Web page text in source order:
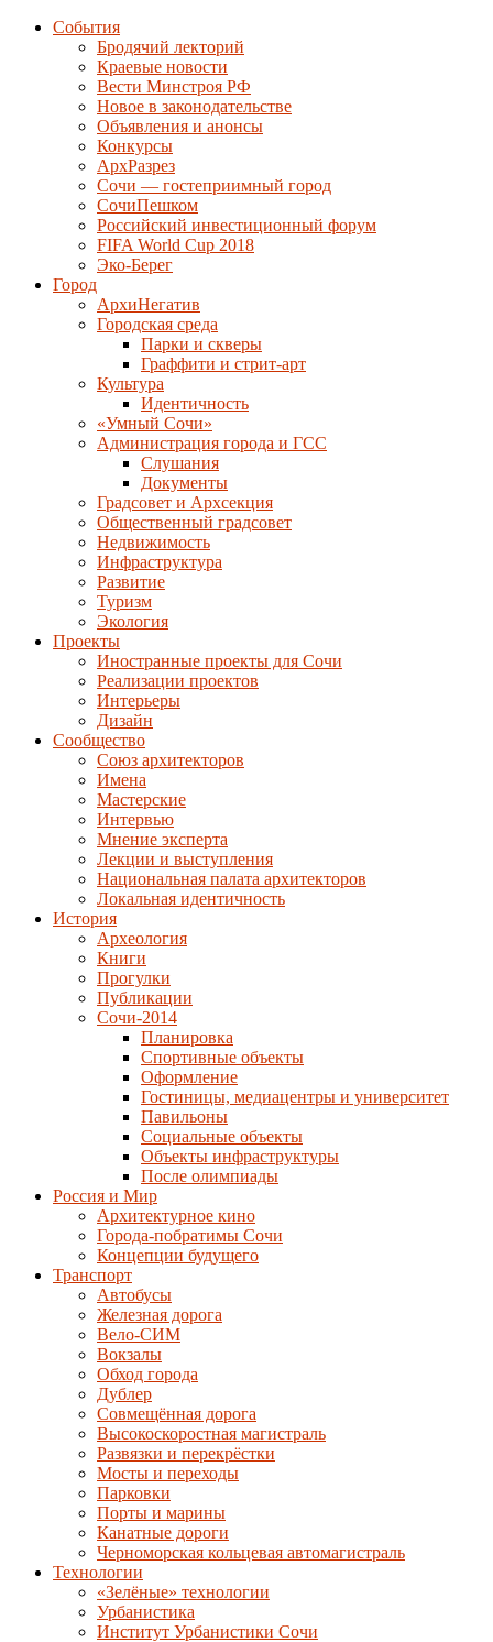
События
Бродячий лекторий
Краевые новости
Вести Минстроя РФ
Новое в законодательстве
Объявления и анонсы
Конкурсы
АрхРазрез
Сочи — гостеприимный город
СочиПешком
Российский инвестиционный форум
FIFA World Cup 2018
Эко-Берег
Город
АрхиНегатив
Городская среда
Парки и скверы
Граффити и стрит-арт
Культура
Идентичность
«Умный Сочи»
Администрация города и ГСС
Слушания
Документы
Градсовет и Архсекция
Общественный градсовет
Недвижимость
Инфраструктура
Развитие
Туризм
Экология
Проекты
Иностранные проекты для Сочи
Реализации проектов
Интерьеры
Дизайн
Сообщество
Союз архитекторов
Имена
Мастерские
Интервью
Мнение эксперта
Лекции и выступления
Национальная палата архитекторов
Локальная идентичность
История
Археология
Книги
Прогулки
Публикации
Сочи-2014
Планировка
Спортивные объекты
Оформление
Гостиницы, медиацентры и университет
Павильоны
Социальные объекты
Объекты инфраструктуры
После олимпиады
Россия и Мир
Архитектурное кино
Города-побратимы Сочи
Концепции будущего
Транспорт
Автобусы
Железная дорога
Вело-СИМ
Вокзалы
Обход города
Дублер
Совмещённая дорога
Высокоскоростная магистраль
Развязки и перекрёстки
Мосты и переходы
Парковки
Порты и марины
Канатные дороги
Черноморская кольцевая автомагистраль
Технологии
«Зелёные» технологии
Урбанистика
Институт Урбанистики Сочи